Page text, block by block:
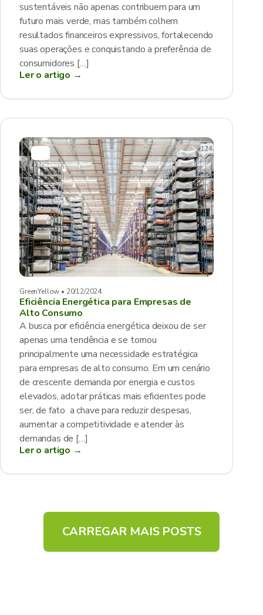
sustentáveis não apenas contribuem para um
futuro mais verde, mas também colhem
resultados financeiros expressivos, fortalecendo
suas operações e conquistando a preferência de
consumidores […]
Ler o artigo →
GreenYellow • 20/12/2024
Eficiência Energética para Empresas de
Alto Consumo
A busca por eficiência energética deixou de ser
apenas uma tendência e se tornou
principalmente uma necessidade estratégica
para empresas de alto consumo. Em um cenário
de crescente demanda por energia e custos
elevados, adotar práticas mais eficientes pode
ser, de fato a chave para reduzir despesas,
aumentar a competitividade e atender às
demandas de […]
Ler o artigo →
CARREGAR MAIS POSTS